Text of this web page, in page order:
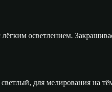
осветлением.
для мелирования на